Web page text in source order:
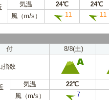
気温 24℃ 24℃
風（m/s）
11 11
付
8/8(土)
指数
気温 22℃
風（m/s）
7